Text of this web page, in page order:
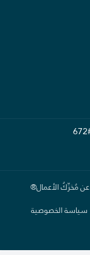
عن مُحَرِّكُ الأعمال®
سياسة الخصوصية